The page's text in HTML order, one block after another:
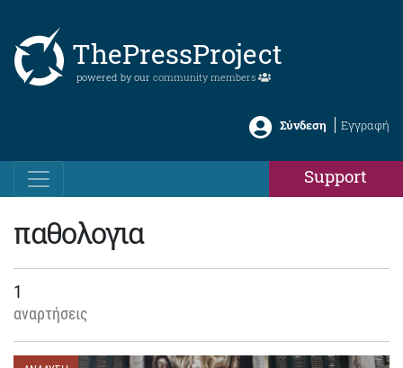
ThePressProject
powered by our community members
Σύνδεση Εγγραφή
Support
παθολογια
1
αναρτήσεις